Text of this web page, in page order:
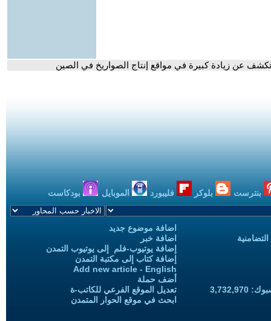
عن زيادة كبيرة في مواقع إنتاج الصواريخ في الصين
بنترست بلوكر فليبورد الموبايل بودكاست
اضافة موضوع جديد
اضافة خبر
إضافة يوتيوب-فلم إلى يوتيوب التمدن
إضافة كتاب إلى مكتبة التمدن
Add new article - English
أضف حملة
تعديل الموقع الفرعي للكاتب-ة
ابحث في موقع الحوار المتمدن